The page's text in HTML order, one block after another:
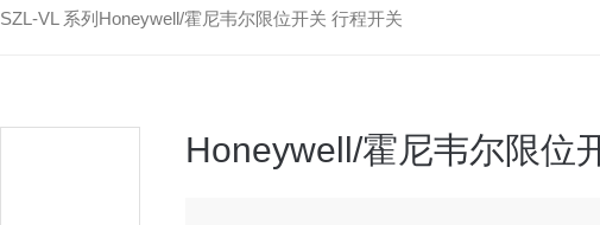
SZL-VL 系列Honeywell/霍尼韦尔限位开关 行程开关
Honeywell/霍尼韦尔限位